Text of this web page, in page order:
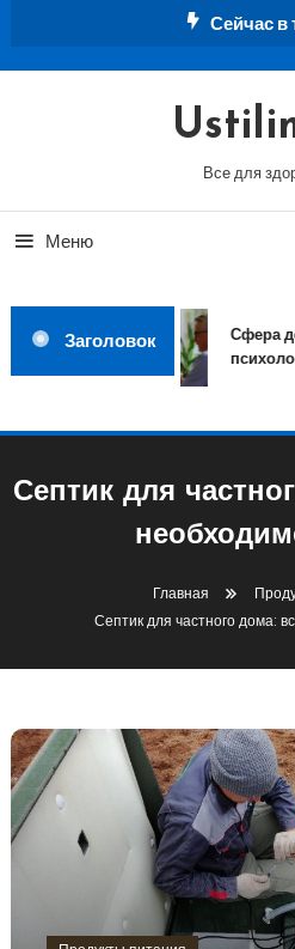
Сейчас в
Все для
Меню
Заголовок
Сфера
Септик для
Главная
Септик для частного дома: